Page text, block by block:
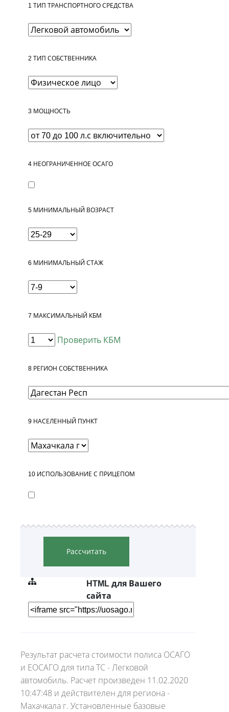
1 ТИП ТРАНСПОРТНОГО СРЕДСТВА
2 ТИП СОБСТВЕННИКА
3 МОЩНОСТЬ
4 НЕОГРАНИЧЕННОЕ ОСАГО
5 МИНИМАЛЬНЫЙ ВОЗРАСТ
6 МИНИМАЛЬНЫЙ СТАЖ
7 МАКСИМАЛЬНЫЙ КБМ
Проверить КБМ
8 РЕГИОН СОБСТВЕННИКА
9 НАСЕЛЕННЫЙ ПУНКТ
10 ИСПОЛЬЗОВАНИЕ С ПРИЦЕПОМ
Рассчитать
HTML для Вашего
сайта
Результат расчета стоимости полиса ОСАГО
и ЕОСАГО для типа ТС - Легковой
автомобиль. Расчет произведен 11.02.2020
10:47:48 и действителен для региона -
Махачкала г. Установленные базовые